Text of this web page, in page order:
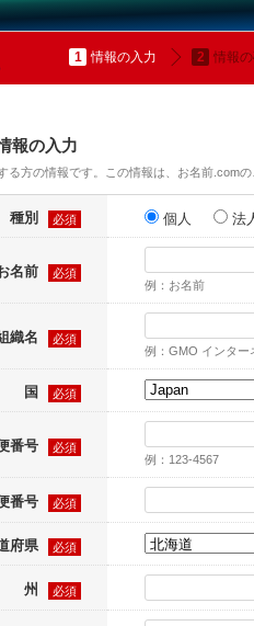
情報の入力 情報
報の入力
る方の情報です。この情報は、お名前.com
種別 必須 個人 法
名前
必須
例：お名前
織名
必須
例：GMO インター
国 必須
番号
必須
例：123-4567
番号 必須
府県 必須
州 必須